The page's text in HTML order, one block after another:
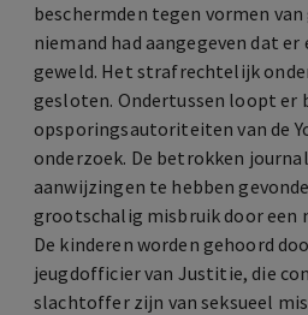
beschermden tegen vormen
niemand had aangegeven dat
geweld. Het strafrechtelijk
gesloten. Ondertussen loopt er
opsporingsautoriteiten van de
onderzoek. De betrokken
aanwijzingen te hebben
grootschalig misbruik door een
De kinderen worden gehoord
jeugdofficier van Justitie, die
slachtoffer zijn van seksueel